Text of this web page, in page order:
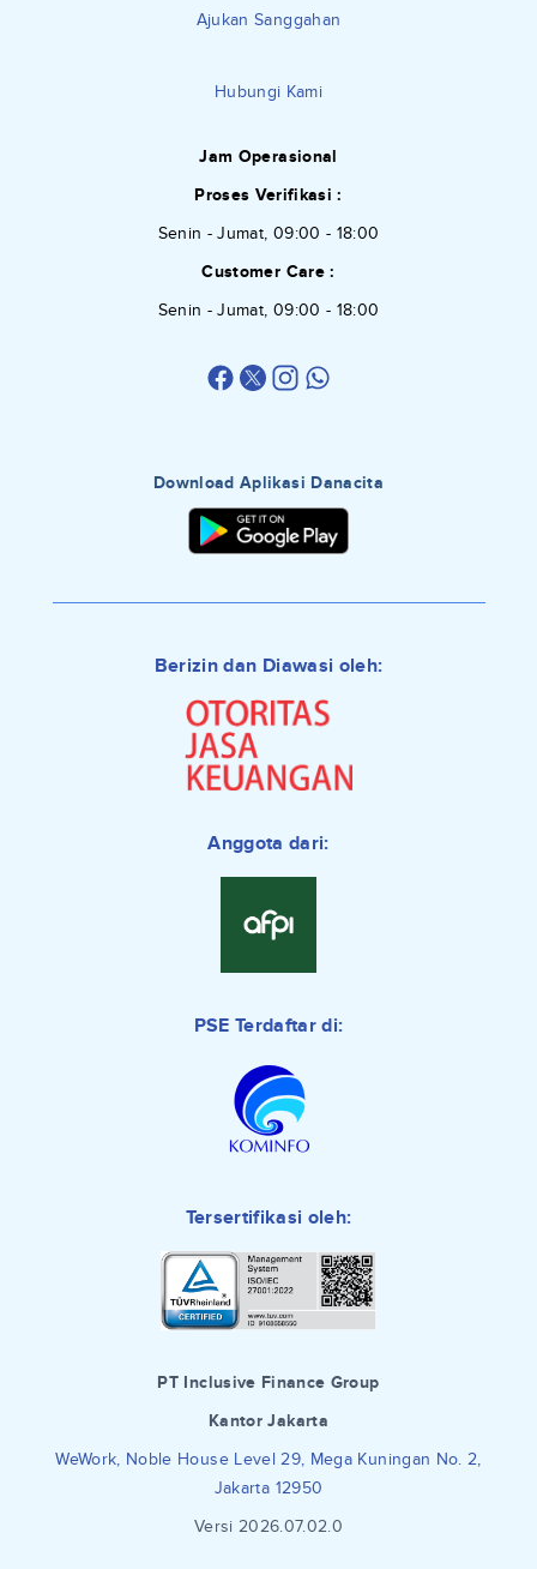
Ajukan Sanggahan
Hubungi Kami
Jam Operasional
Proses Verifikasi :
Senin - Jumat, 09:00 - 18:00
Customer Care :
Senin - Jumat, 09:00 - 18:00
Download Aplikasi Danacita
Berizin dan Diawasi oleh:
Anggota dari:
PSE Terdaftar di:
Tersertifikasi oleh:
PT Inclusive Finance Group
Kantor Jakarta
WeWork, Noble House Level 29, Mega Kuningan No. 2,
Jakarta 12950
Versi 2026.07.02.0